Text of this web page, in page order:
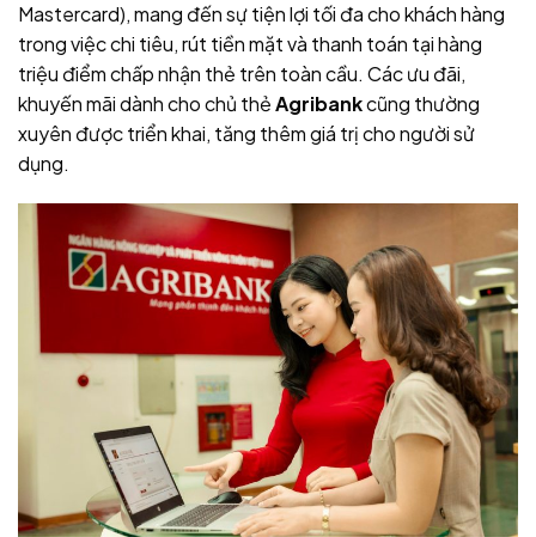
Mastercard), mang đến sự tiện lợi tối đa cho khách hàng
trong việc chi tiêu, rút tiền mặt và thanh toán tại hàng
triệu điểm chấp nhận thẻ trên toàn cầu. Các ưu đãi,
khuyến mãi dành cho chủ thẻAgribankcũng thường
xuyên được triển khai, tăng thêm giá trị cho người sử
dụng.